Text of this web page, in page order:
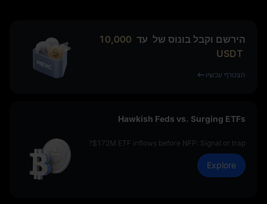
הירשם וקבל בונוס של עד 10,000
USDT
הצטרף עכשיו
Hawkish Feds vs. Surging ETFs
$172M ETF inflows before NFP: Signal or trap?
Explore